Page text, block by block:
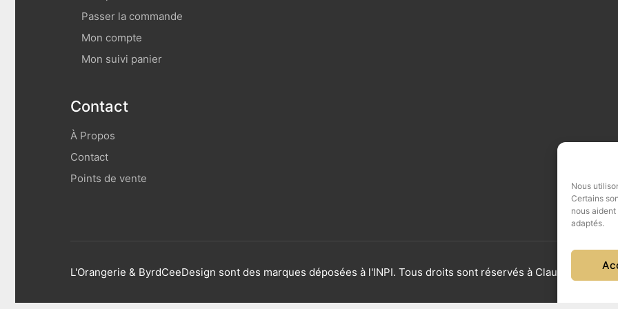
Nous
Certains
nous
adaptés.
Passer la commande
Mon compte
Mon suivi panier
Contact
À Propos
Contact
Points de vente
L'Orangerie & ByrdCeeDesign sont des marques déposées à l'INPI. Tous droits sont réservés à Claudine Bayard